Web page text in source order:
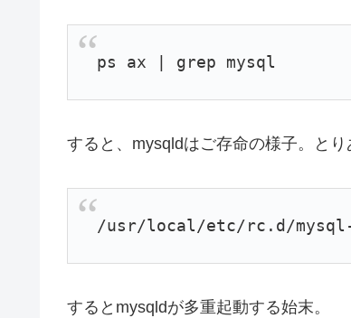
ps ax | grep mysql
すると、mysqldはご存命の様子。と
/usr/local/etc/rc.d/
するとmysqldが多重起動する始末。